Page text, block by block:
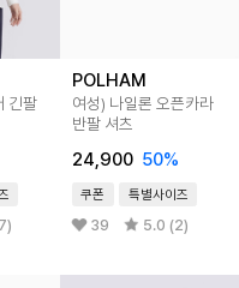
긴팔
POLHAM
여성) 나일론 오픈카라
반팔 셔츠
24,900 50%
쿠폰 특별사이즈
39 5.0 (2)